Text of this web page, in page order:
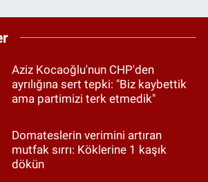
Aziz Kocaoğlu'nun CHP'den
ayrılığına sert tepki: "Biz kaybettik
ama partimizi terk etmedik"
Domateslerin verimini artıran
mutfak sırrı: Köklerine 1 kaşık
dökün